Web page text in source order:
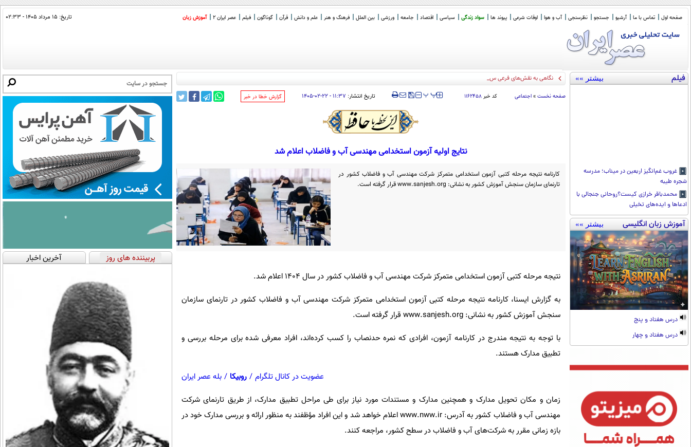
صفحه اول تماس با ما آرشیو جستجو نظرسنجی آب و هوا اوقات شرعی پیوند ها سواد زندگی سیاسی اقتصاد جامعه ورزشی بین الملل فرهنگ و هنر علم و دانش قرآن گوناگون فیلم عصر ایران 2 آموزش زبان تاریخ: ۱۵ مرداد ۱۴۰۵ - ۰۲:۳۳
فیلم بیشتر »»
غروب غم‌انگیز اربعین در میناب؛ مدرسه
شجره طیبه
محمدباقر خرازی کیست؟روحانی جنجالی با
ادعاها و ایده‌های تخیلی
آموزش زبان انگلیسی بیشتر »»
درس هفتاد و پنج
درس هفتاد و چهار
نگاهی به نقش‌های فرعی سریال «بدنام»/ حا
صفحه نخست » اجتماعی کد خبر ۱۱۶۲۴۵۸ ‍‍‍ پ پ تاریخ انتشار: ۱۱:۳۷ - ۲۲-۰۲-۱۴۰۵ ‌گزارش خطا در خبر
نتایج اولیه آزمون استخدامی مهندسی آب و فاضلاب اعلام شد
کارنامه نتیجه مرحله کتبی ‌آزمون استخدامی متمرکز شرکت مهندسی آب و فاضلاب کشور در
تارنمای سازمان سنجش آموزش کشور به نشانی: www.sanjesh.org قرار گرفته است.
نتیجه مرحله کتبی آزمون استخدامی متمرکز شرکت مهندسی آب و فاضلاب کشور در سال ۱۴۰۴ اعلام شد.
به گزارش ایسنا، کارنامه نتیجه مرحله کتبی ‌آزمون استخدامی متمرکز شرکت مهندسی آب و فاضلاب کشور در تارنمای سازمان
سنجش آموزش کشور به نشانی: www.sanjesh.org قرار گرفته است.
با توجه به نتیجه مندرج در کارنامه آزمون، افرادی که نمره حدنصاب را کسب کرده‌اند، افراد معرفی شده برای مرحله بررسی و
تطبیق مدارک هستند.
عضویت در کانال تلگرام / روبیکا / بله عصر ایران
زمان و مکان تحویل مدارک و همچنین مدارک و مستندات مورد نیاز برای طی مراحل تطبیق مدارک، از طریق تارنمای شرکت
مهندسی آب و فاضلاب کشور به آدرس: www.nww.ir اعلام خواهد شد و این افراد مؤظفند به منظور ارائه و بررسی مدارک خود در
بازه زمانی مقرر به شرکت‌های آب و فاضلاب در سطح کشور، مراجعه کنند.
پربیننده های روز آخرین اخبار